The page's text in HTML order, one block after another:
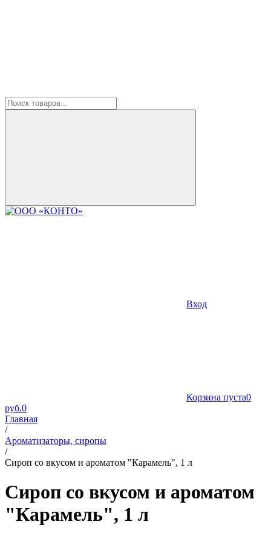
Вход
Корзина пуста0
руб.0
Главная
/
Ароматизаторы, сиропы
/
Сироп со вкусом и ароматом "Карамель", 1 л
Сироп со вкусом и ароматом
"Карамель", 1 л